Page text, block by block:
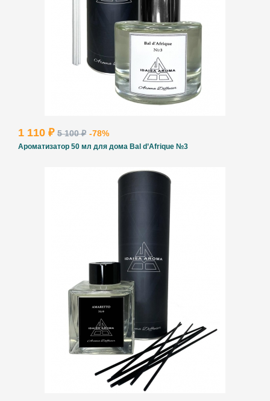
1 110 ₽ 5 100 ₽ -78%
Ароматизатор 50 мл для дома Bal d’Afrique №3